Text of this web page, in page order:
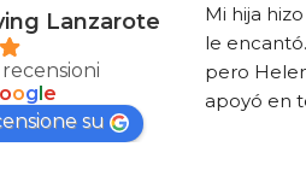
Lanzarote
recensioni
oog e
su
Mi hija
le
pero
apoyó en